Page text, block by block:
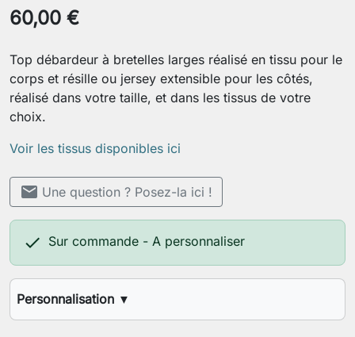
60,00 €
Top débardeur à bretelles larges réalisé en tissu pour le
corps et résille ou jersey extensible pour les côtés,
réalisé dans votre taille, et dans les tissus de votre
choix.
Voir les tissus disponibles ici
mail Une question ? Posez-la ici !
 Sur commande - A personnaliser
Personnalisation ▼
Votre stature (1,60m, 1,70m, etc.)